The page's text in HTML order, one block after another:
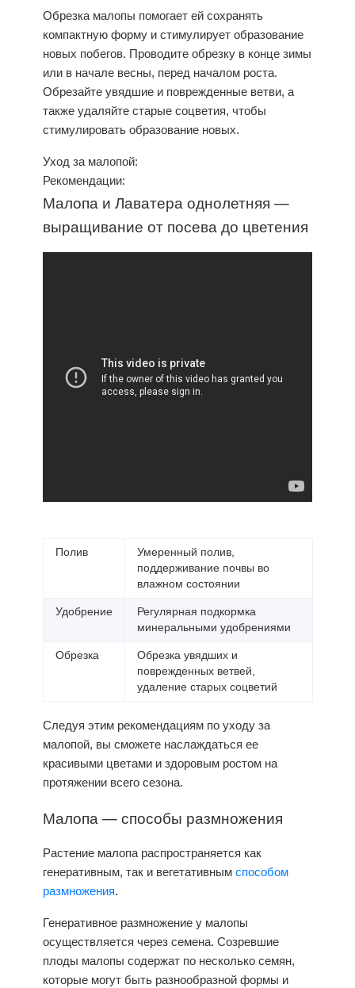
Обрезка малопы помогает ей сохранять
компактную форму и стимулирует образование
новых побегов. Проводите обрезку в конце зимы
или в начале весны, перед началом роста.
Обрезайте увядшие и поврежденные ветви, а
также удаляйте старые соцветия, чтобы
стимулировать образование новых.
Уход за малопой:
Рекомендации:
Малопа и Лаватера однолетняя —
выращивание от посева до цветения
Полив
Умеренный полив,
поддерживание почвы во
влажном состоянии
Удобрение
Регулярная подкормка
минеральными удобрениями
Обрезка
Обрезка увядших и
поврежденных ветвей,
удаление старых соцветий
Следуя этим рекомендациям по уходу за
малопой, вы сможете наслаждаться ее
красивыми цветами и здоровым ростом на
протяжении всего сезона.
Малопа — способы размножения
Растение малопа распространяется как
генеративным, так и вегетативным способом
размножения.
Генеративное размножение у малопы
осуществляется через семена. Созревшие
плоды малопы содержат по несколько семян,
которые могут быть разнообразной формы и